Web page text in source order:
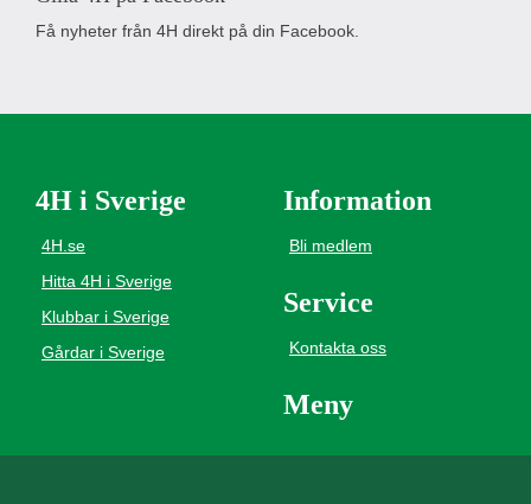
Få nyheter från 4H direkt på din Facebook.
4H i Sverige
4H.se
Hitta 4H i Sverige
Klubbar i Sverige
Gårdar i Sverige
Information
Bli medlem
Service
Kontakta oss
Meny